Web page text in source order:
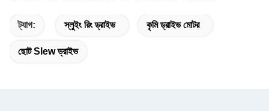
ট্যাগ: স্লুইং রিং ড্রাইভ কৃমি ড্রাইভ মোটর
ছোট Slew ড্রাইভ